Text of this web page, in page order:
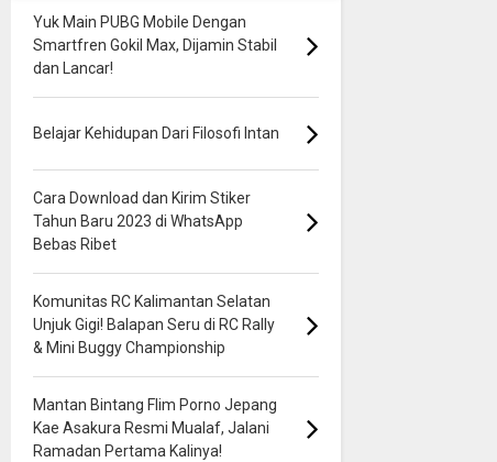
Yuk Main PUBG Mobile Dengan
Smartfren Gokil Max, Dijamin Stabil
dan Lancar!
Belajar Kehidupan Dari Filosofi Intan
Cara Download dan Kirim Stiker
Tahun Baru 2023 di WhatsApp
Bebas Ribet
Komunitas RC Kalimantan Selatan
Unjuk Gigi! Balapan Seru di RC Rally
& Mini Buggy Championship
Mantan Bintang Flim Porno Jepang
Kae Asakura Resmi Mualaf, Jalani
Ramadan Pertama Kalinya!